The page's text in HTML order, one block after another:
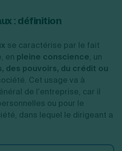
: définition
se caractérise par le fait
en pleine conscience, un
des pouvoirs, du crédit ou
Cet usage va à
de l’entreprise, car il
ou pour le
dans lequel le dirigeant a